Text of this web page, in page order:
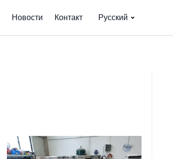
Новости Контакт Русский